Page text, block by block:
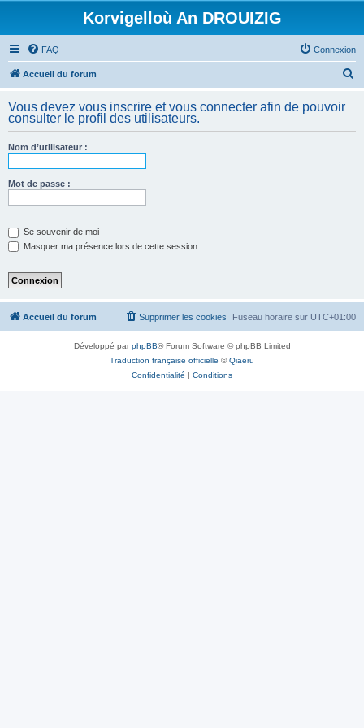
Korvigelloù An DROUIZIG
FAQ Connexion
Accueil du forum
h
Vous devez vous inscrire et vous connecter afin de pouvoir
consulter le profil des utilisateurs.
Nom d’utilisateur :
Mot de passe :
Se souvenir de moi
Masquer ma présence lors de cette session
Accueil du forum Fuseau horaire sur UTC+01:00
Supprimer les cookies
Développé parphpBB® Forum Software © phpBB Limited
Traduction française officielle ©Qiaeru
Confidentialité | Conditions